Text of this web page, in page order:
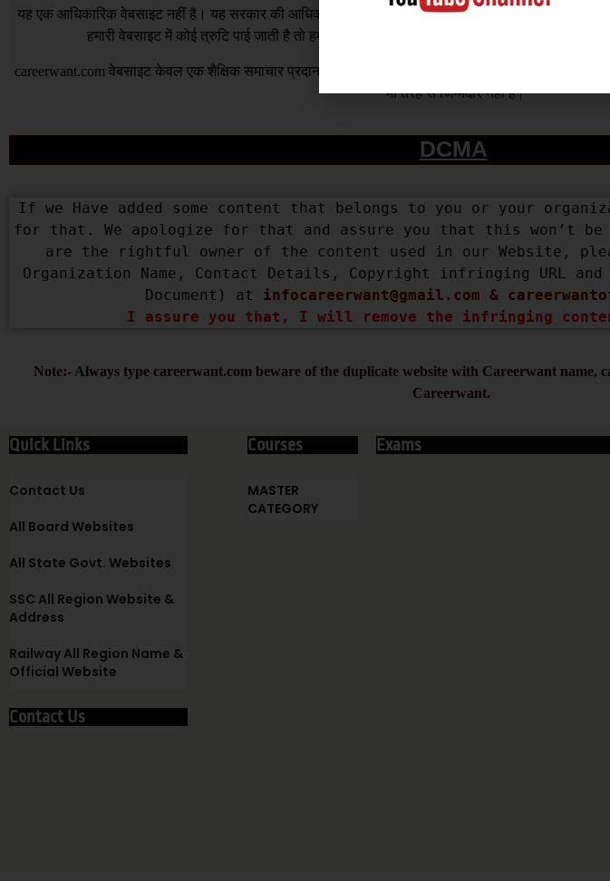
यह एक आधिकारिक वेबसाइट नहीं है। यह सरकार की आधिकारिक वेबसाइट नहीं है। यह वेबसाइट कई आधिकारिक
हमारी वेबसाइट में कोई त्रुटि पाई जाती है तो हम इसके लिए जिम्मेदार नहीं हैं। उम्मीदवार संबंधित विभाग
careerwant.com वेबसाइट केवल एक शैक्षिक समाचार प्रदान करने के उद्देश्य से बनाई गई है। अगर इस वेबसाइट में कोई
भी तरह से जिम्मेदार नहीं है |
DCMA
If we Have added some content that belongs to you or your
for that. We apologize for that and assure you that this won’t
are the rightful owner of the content used in our Website,
Organization Name, Contact Details, Copyright infringing URL
Document) at infocareerwant@gmail.com &
I assure you that, I will remove the infringing
Note:- Always type careerwant.com beware of the duplicate website with Careerwant name,
Careerwant.
Quick Links
Contact Us
All Board Websites
All State Govt. Websites
SSC All Region Website &
Address
Railway All Region Name &
Official Website
Contact Us
Courses
MASTER
CATEGORY
Exams